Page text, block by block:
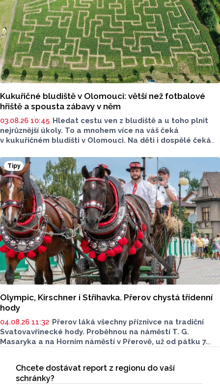
Kukuřičné bludiště v Olomouci: větší než fotbalové
hřiště a spousta zábavy v něm
03.08.26 10:45 Hledat cestu ven z bludiště a u toho plnit
nejrůznější úkoly. To a mnohem více na váš čeká
v kukuřičném bludišti v Olomouci. Na děti i dospělé čeká
úkolů, pohyb na čerstvém vzduchu a hlavně spoustu
zábavy. To vše a mnohem víc na ploše větší než fotbalové
hřiště.
Tipy
Olympic, Kirschner i Střihavka. Přerov chystá třídenní
hody
04.08.26 11:32 Přerov láká všechny příznivce na tradiční
Svatovavřinecké hody. Proběhnou na náměstí T. G.
Masaryka a na Horním náměstí v Přerově, už od pátku 7.
i na historický jarmark.
Odběr newsletteru
Chcete dostávat report z regionu do vaší
schránky?